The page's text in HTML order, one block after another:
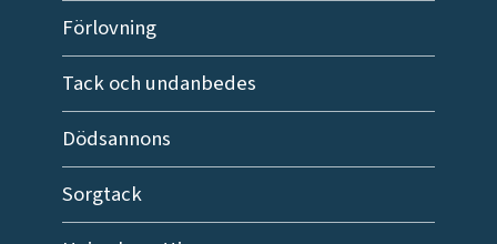
Förlovning
Tack och undanbedes
Dödsannons
Sorgtack